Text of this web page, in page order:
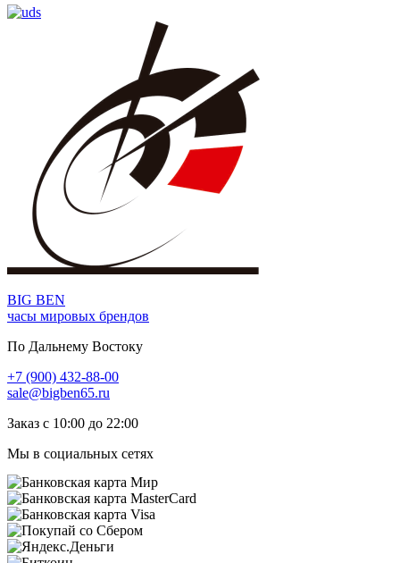
BIG BEN
часы мировых брендов
По Дальнему Востоку
+7 (900) 432-88-00
sale@bigben65.ru
Заказ с 10:00 до 22:00
Мы в социальных сетях